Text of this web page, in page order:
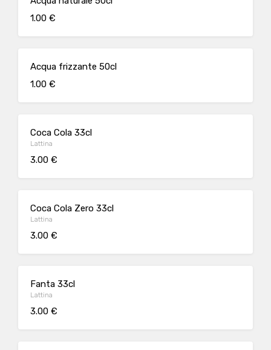
1.00 €
Acqua frizzante 50cl
1.00 €
Coca Cola 33cl
Lattina
3.00 €
Coca Cola Zero 33cl
Lattina
3.00 €
Fanta 33cl
Lattina
3.00 €